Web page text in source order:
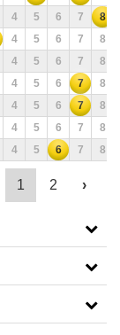
4 5 6 7
8
4 5 6 7
8
4 5 6 7
8
4 5 6 7
8
4 5 6 7
8
4 5 6 7
8
4 5 6 7 8
1 2 ›